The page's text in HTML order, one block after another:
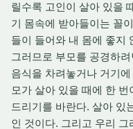
릴수록 고인이 살아 있을
기 몸속에 받아들이는 꼴
들이 들어와 내 몸에 좋지
그러므로 부모를 공경하
음식을 차려놓거나 거기
모가 살아 있을 때에 한
드리기를 바란다. 살아 있
인 것이다. 그리고 우리